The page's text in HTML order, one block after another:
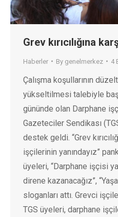
Grev kırıcılığına
Haberler By genelmerkez 4
Çalışma koşullarının
yükseltilmesi talebiyle
gününde olan Darphane
Gazeteciler Sendikası
destek geldi. “Grev
işçilerinin yanındayız”
üyeleri, “Darphane işçisi
direne kazanacağız”,
sloganları attı. Grevci
TGS üyeleri, darphane